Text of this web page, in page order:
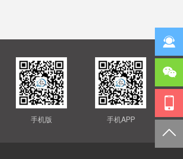
手机APP
手机版